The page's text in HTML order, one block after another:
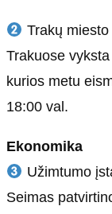
Trakų miesto
Trakuose
kurios metu
18:00 val.
Ekonomika
Užimtumo
Seimas